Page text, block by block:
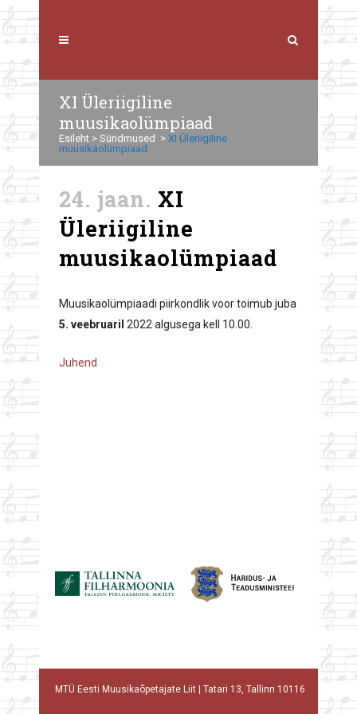
XI Üleriigiline
muusikaolümpiaad
Esileht > Sündmused > XI Üleriigiline
muusikaolümpiaad
24. jaan. XI
Üleriigiline
muusikaolümpiaad
Muusikaolümpiaadi piirkondlik voor toimub juba
5. veebruaril 2022 algusega kell 10.00.
Juhend
MTÜ Eesti Muusikaõpetajate Liit | Tatari 13, Tallinn 10116